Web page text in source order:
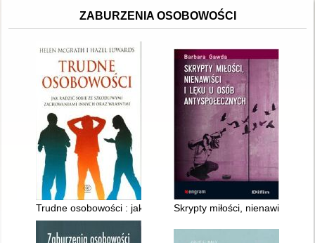
ZABURZENIA OSOBOWOŚCI
Trudne osobowości : jak radzić sobie ze szkodliwymi
Skrypty miłości, nienawiści i